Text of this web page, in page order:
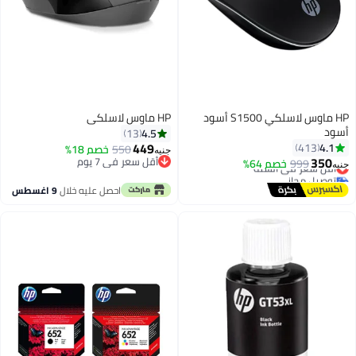
HP ماوس لاسلكي S1500 أسود
أسود
4.1
413
جنيه350
999 خصم 64%
أقل سعر في السنة
توصيل مجاني
أقل سعر في السنة
HP ماوس لاسلكي
4.5
13
جنيه449
550 خصم 18%
أقل سعر في 7 يوم
أقل سعر في 7 يوم
احصل عليه خلال9 اغسطس